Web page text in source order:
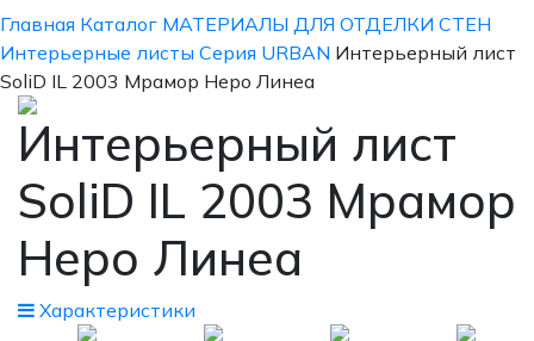
Главная Каталог МАТЕРИАЛЫ ДЛЯ ОТДЕЛКИ СТЕН
Интерьерные листы Серия URBAN Интерьерный лист
SoliD IL 2003 Мрамор Неро Линеа
Интерьерный лист
SoliD IL 2003 Мрамор
Неро Линеа
Xарактеристики